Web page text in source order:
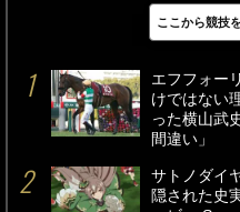
最新
エフフォー
けではない
った横山武
間違い」
サトノダイ
隠された史
ここから競技